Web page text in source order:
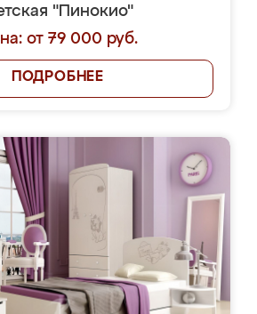
"Пинокио"
от 79 000 руб.
ПОДРОБНЕЕ